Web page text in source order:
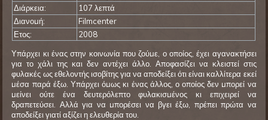
Διάρκεια:
107 λεπτά
Διανομή:
Filmcenter
Ετος:
2008
Υπάρχει κι ένας στην κοινωνία που ζούμε, ο οποίος, έχει αγανακτήσει
για το χάλι της και δεν αντέχει άλλο. Αποφασίζει να κλειστεί στις
φυλακές ως εθελοντής ισοβίτης για να αποδείξει ότι είναι καλλίτερα εκεί
μέσα παρά έξω. Υπάρχει όμως κι ένας άλλος, ο οποίος δεν μπορεί να
μείνει ούτε ένα δευτερόλεπτο φυλακισμένος κι επιχειρεί να
δραπετεύσει. Αλλά για να μπορέσει να βγει έξω, πρέπει πρώτα να
αποδείξει γιατί αξίζει η ελευθερία του.